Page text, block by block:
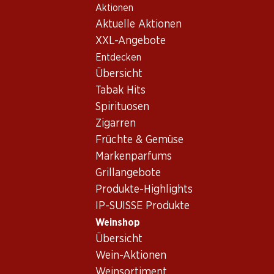
Aktionen
Aktuelle Aktionen
XXL-Angebote
Entdecken
Übersicht
Tabak Hits
Spirituosen
Zigarren
Früchte & Gemüse
Markenparfums
Grillangebote
Produkte-Highlights
IP-SUISSE Produkte
Weinshop
Übersicht
Wein-Aktionen
Wein/Champagner
Ribera del Duero
Pesquera MXI Ribera del Duero DO
Vorderseite Rückseite